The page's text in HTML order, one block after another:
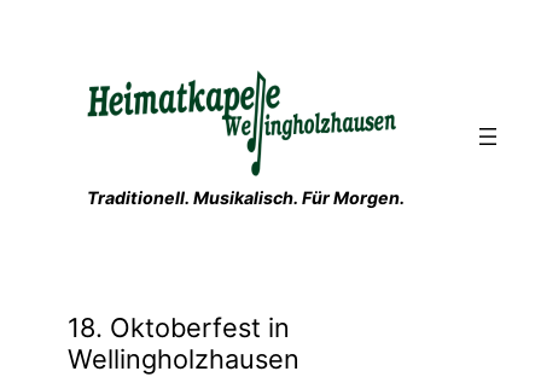
Traditionell. Musikalisch. Für Morgen.
18. Oktoberfest in
Wellingholzhausen